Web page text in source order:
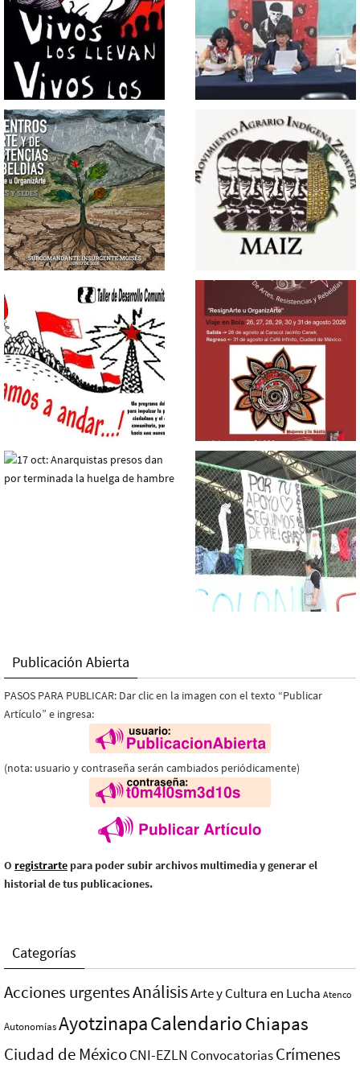
Publicación Abierta
PASOS PARA PUBLICAR: Dar clic en la imagen con el texto “Publicar
Artículo” e ingresa:
(nota: usuario y contraseña serán cambiados periódicamente)
O registrarte para poder subir archivos multimedia y generar el
historial de tus publicaciones.
Categorías
Acciones urgentesAnálisisArte y Cultura en Lucha Atenco
AutonomíasAyotzinapaCalendarioChiapas
Ciudad de MéxicoCNI-EZLN ConvocatoriasCrímenes